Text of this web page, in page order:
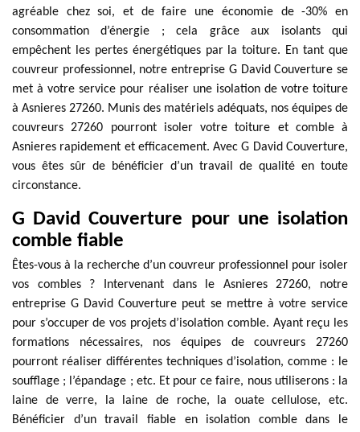
agréable chez soi, et de faire une économie de -30% en
consommation d’énergie ; cela grâce aux isolants qui
empêchent les pertes énergétiques par la toiture. En tant que
couvreur professionnel, notre entreprise G David Couverture se
met à votre service pour réaliser une isolation de votre toiture
à Asnieres 27260. Munis des matériels adéquats, nos équipes de
couvreurs 27260 pourront isoler votre toiture et comble à
Asnieres rapidement et efficacement. Avec G David Couverture,
vous êtes sûr de bénéficier d’un travail de qualité en toute
circonstance.
G David Couverture pour une isolation
comble fiable
Êtes-vous à la recherche d’un couvreur professionnel pour isoler
vos combles ? Intervenant dans le Asnieres 27260, notre
entreprise G David Couverture peut se mettre à votre service
pour s’occuper de vos projets d’isolation comble. Ayant reçu les
formations nécessaires, nos équipes de couvreurs 27260
pourront réaliser différentes techniques d’isolation, comme : le
soufflage ; l’épandage ; etc. Et pour ce faire, nous utiliserons : la
laine de verre, la laine de roche, la ouate cellulose, etc.
Bénéficier d’un travail fiable en isolation comble dans le